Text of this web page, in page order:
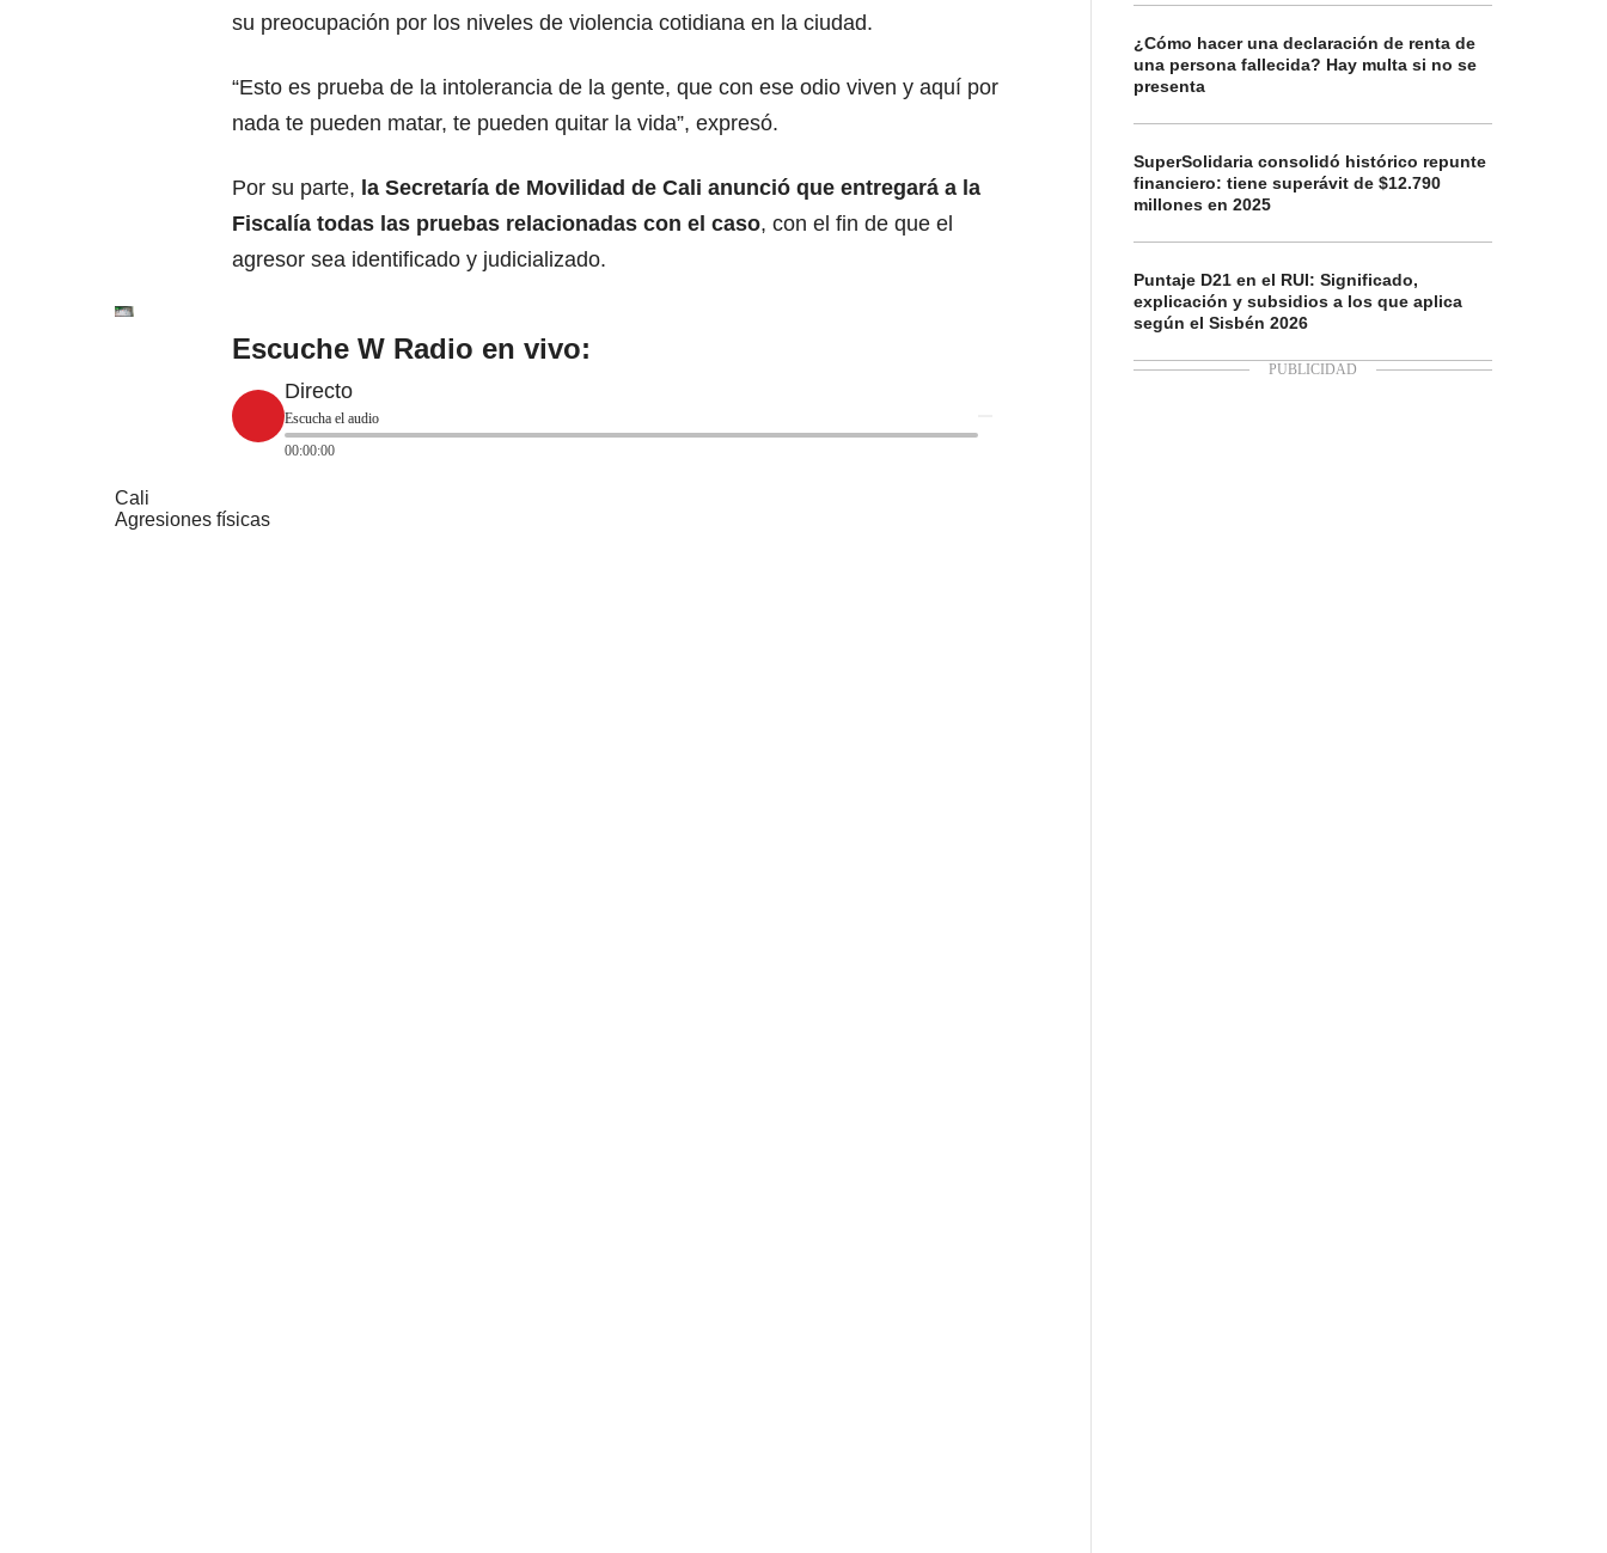
su preocupación por los niveles de violencia cotidiana en la ciudad.
“Esto es prueba de la intolerancia de la gente, que con ese odio viven y aquí por
nada te pueden matar, te pueden quitar la vida”, expresó.
Por su parte, la Secretaría de Movilidad de Cali anunció que entregará a la
Fiscalía todas las pruebas relacionadas con el caso, con el fin de que el
agresor sea identificado y judicializado.
Escuche W Radio en vivo:
Directo
Escucha el audio
00:00:00
Cali
Agresiones físicas
¿Cómo hacer una declaración de renta de
una persona fallecida? Hay multa si no se
presenta
SuperSolidaria consolidó histórico repunte
financiero: tiene superávit de $12.790
millones en 2025
Puntaje D21 en el RUI: Significado,
explicación y subsidios a los que aplica
según el Sisbén 2026